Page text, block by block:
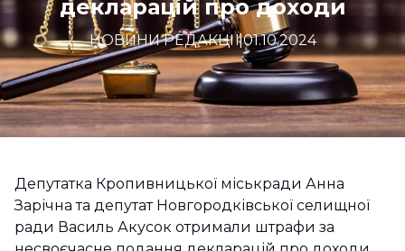
декларацій про доходи
НОВИНИ РЕДАКЦІЇ|01.10.2024
Депутатка Кропивницької міськради Анна
Зарічна та депутат Новгородківської селищної
ради Василь Акусок отримали штрафи за